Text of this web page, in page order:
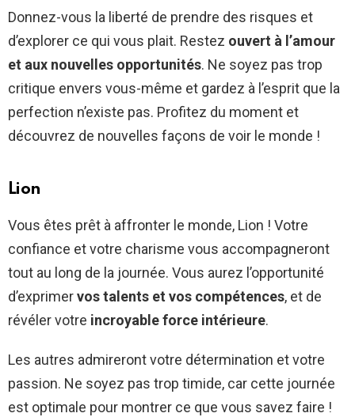
Donnez-vous la liberté de prendre des risques et
d’explorer ce qui vous plait. Restez ouvert à l’amour
et aux nouvelles opportunités. Ne soyez pas trop
critique envers vous-même et gardez à l’esprit que la
perfection n’existe pas. Profitez du moment et
découvrez de nouvelles façons de voir le monde !
Lion
Vous êtes prêt à affronter le monde, Lion ! Votre
confiance et votre charisme vous accompagneront
tout au long de la journée. Vous aurez l’opportunité
d’exprimervos talents et vos compétences, et de
révéler votre incroyable force intérieure.
Les autres admireront votre détermination et votre
passion. Ne soyez pas trop timide, car cette journée
est optimale pour montrer ce que vous savez faire !